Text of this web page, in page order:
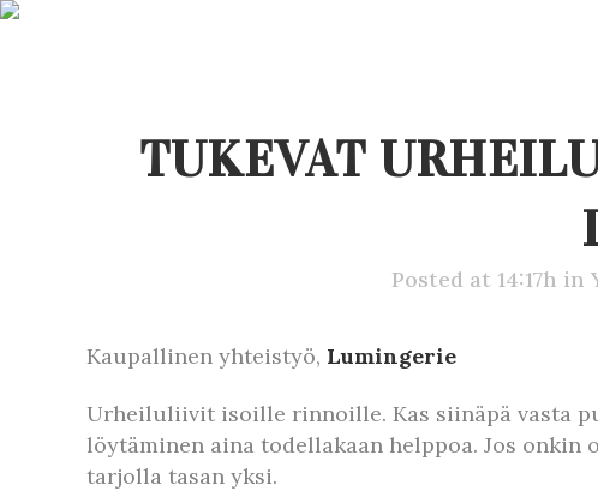
TUKEVAT
Posted at 14:17h in
Kaupallinen yhteistyö, Lumingerie
Urheiluliivit isoille rinnoille. Kas siinäpä vasta
löytäminen aina todellakaan helppoa. Jos
tarjolla tasan yksi.